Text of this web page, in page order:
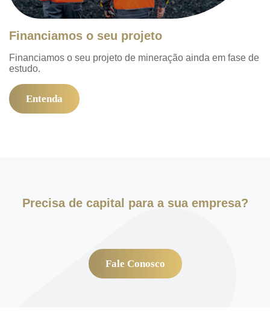
Financiamos o seu projeto
Financiamos o seu projeto de mineração ainda em fase de
estudo.
Entenda
Precisa de capital para a sua empresa?
Fale Conosco